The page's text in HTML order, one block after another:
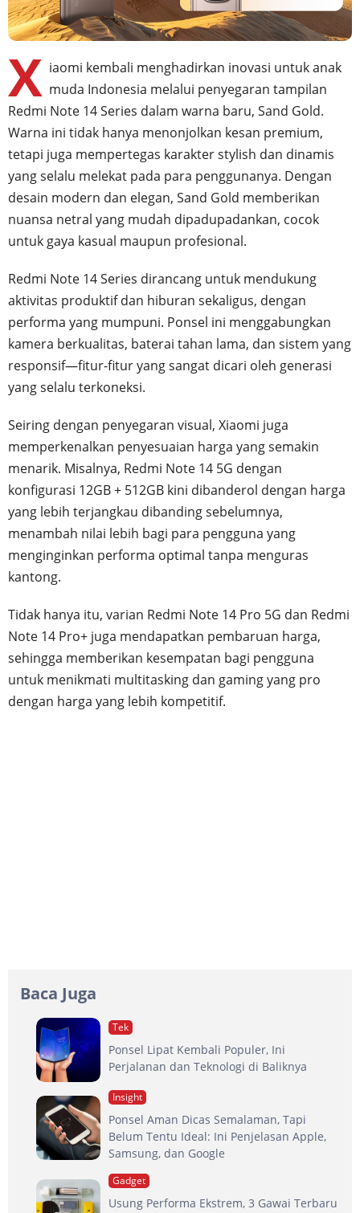
X iaomi kembali menghadirkan inovasi untuk anak
muda Indonesia melalui penyegaran tampilan
Redmi Note 14 Series dalam warna baru, Sand Gold.
Warna ini tidak hanya menonjolkan kesan premium,
tetapi juga mempertegas karakter stylish dan dinamis
yang selalu melekat pada para penggunanya. Dengan
desain modern dan elegan, Sand Gold memberikan
nuansa netral yang mudah dipadupadankan, cocok
untuk gaya kasual maupun profesional.
Redmi Note 14 Series dirancang untuk mendukung
aktivitas produktif dan hiburan sekaligus, dengan
performa yang mumpuni. Ponsel ini menggabungkan
kamera berkualitas, baterai tahan lama, dan sistem yang
responsif—fitur-fitur yang sangat dicari oleh generasi
yang selalu terkoneksi.
Seiring dengan penyegaran visual, Xiaomi juga
memperkenalkan penyesuaian harga yang semakin
menarik. Misalnya, Redmi Note 14 5G dengan
konfigurasi 12GB + 512GB kini dibanderol dengan harga
yang lebih terjangkau dibanding sebelumnya,
menambah nilai lebih bagi para pengguna yang
menginginkan performa optimal tanpa menguras
kantong.
Tidak hanya itu, varian Redmi Note 14 Pro 5G dan Redmi
Note 14 Pro+ juga mendapatkan pembaruan harga,
sehingga memberikan kesempatan bagi pengguna
untuk menikmati multitasking dan gaming yang pro
dengan harga yang lebih kompetitif.
Baca Juga
Tek
Ponsel Lipat Kembali Populer, Ini
Perjalanan dan Teknologi di Baliknya
Insight
Ponsel Aman Dicas Semalaman, Tapi
Belum Tentu Ideal: Ini Penjelasan Apple,
Samsung, dan Google
Gadget
Usung Performa Ekstrem, 3 Gawai Terbaru